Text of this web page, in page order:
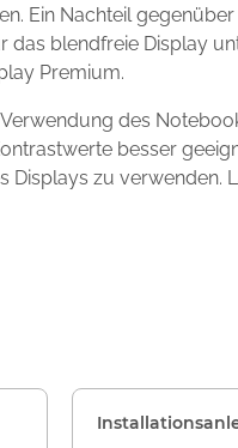
Ein Nachteil
blendfreie Display
Premium.
des
besser
Displays zu